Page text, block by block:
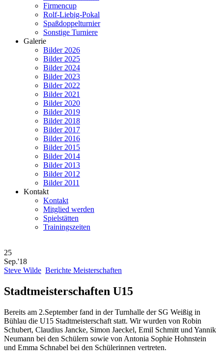
Firmencup
Rolf-Liebig-Pokal
Spaßdoppelturnier
Sonstige Turniere
Galerie
Bilder 2026
Bilder 2025
Bilder 2024
Bilder 2023
Bilder 2022
Bilder 2021
Bilder 2020
Bilder 2019
Bilder 2018
Bilder 2017
Bilder 2016
Bilder 2015
Bilder 2014
Bilder 2013
Bilder 2012
Bilder 2011
Kontakt
Kontakt
Mitglied werden
Spielstätten
Trainingszeiten
25
Sep.'18
Steve Wilde Berichte Meisterschaften
Stadtmeisterschaften U15
Bereits am 2.September fand in der Turnhalle der SG Weißig in
Bühlau die U15 Stadtmeisterschaft statt. Wir wurden von Robin
Schubert, Claudius Jancke, Simon Jaeckel, Emil Schmitt und Yannik
Neumann bei den Schülern sowie von Antonia Sophie Hohnstein
und Emma Schnabel bei den Schülerinnen vertreten.